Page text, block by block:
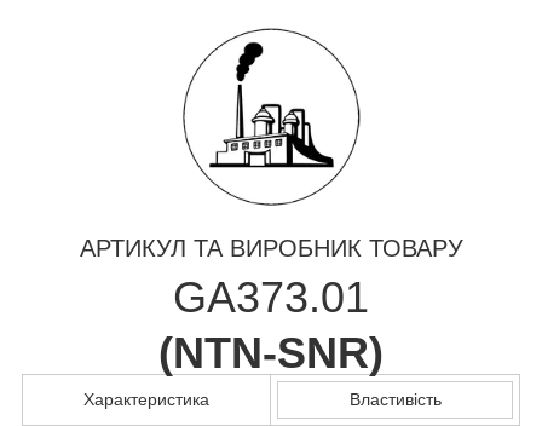
АРТИКУЛ ТА ВИРОБНИК ТОВАРУ
GA373.01
(NTN-SNR)
Характеристика Властивість